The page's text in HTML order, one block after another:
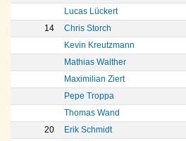
Lucas Lückert
14
Chris Storch
Kevin Kreutzmann
Mathias Walther
Maximilian Ziert
Pepe Troppa
Thomas Wand
20
Erik Schmidt